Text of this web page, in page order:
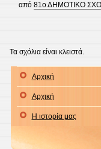
από81ο ΔΗΜΟΤΙΚΟ
Τα σχόλια είναι κλειστά.
Αρχική
Αρχική
Η ιστορία μας